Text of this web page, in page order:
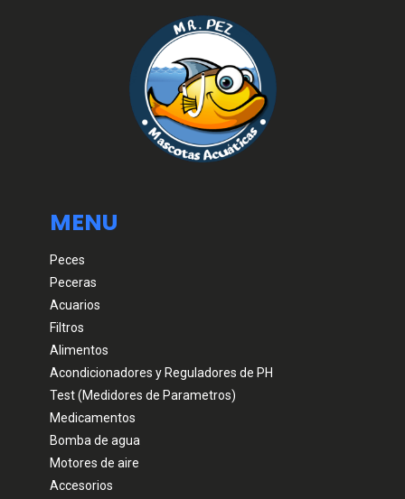
MENU
Peces
Peceras
Acuarios
Filtros
Alimentos
Acondicionadores y Reguladores de PH
Test (Medidores de Parametros)
Medicamentos
Bomba de agua
Motores de aire
Accesorios